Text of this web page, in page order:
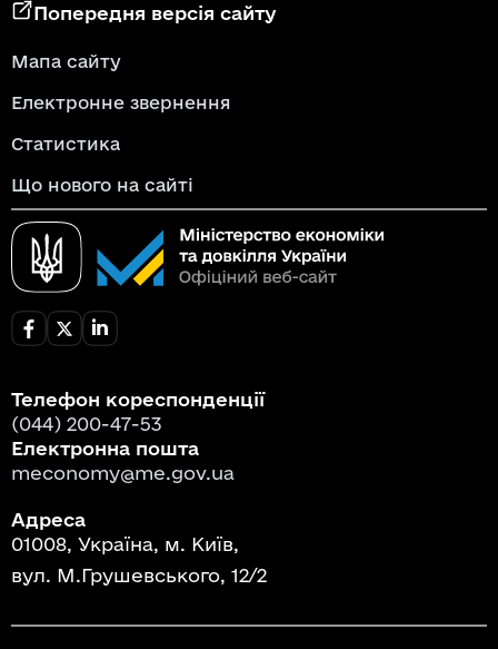
Попередня версія сайту
Мапа сайту
Електронне звернення
Статистика
Що нового на сайті
Телефон кореспонденції
(044) 200-47-53
Електронна пошта
meconomy@me.gov.ua
Адреса
01008, Україна, м. Київ,
вул. М.Грушевського, 12/2